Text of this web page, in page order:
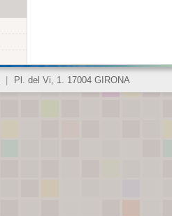
Pl. del Vi, 1. 17004 GIRONA